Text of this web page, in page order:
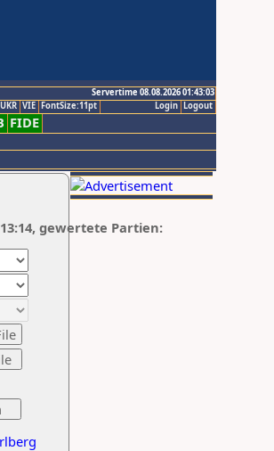
Servertime 08.08.2026 01:43:03
Logout
Login
UKR VIE FontSize:11pt
FIDE
gewertete Partien: